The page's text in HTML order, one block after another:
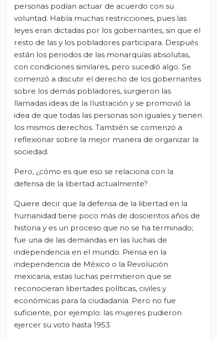
personas podían actuar de acuerdo con su
voluntad. Había muchas restricciones, pues las
leyes eran dictadas por los gobernantes, sin que el
resto de las y los pobladores participara. Después
están los periodos de las monarquías absolutas,
con condiciones similares, pero sucedió algo. Se
comenzó a discutir el derecho de los gobernantes
sobre los demás pobladores, surgieron las
llamadas ideas de la Ilustración y se promovió la
idea de que todas las personas son iguales y tienen
los mismos derechos. También se comenzó a
reflexionar sobre la mejor manera de organizar la
sociedad.
Pero, ¿cómo es que eso se relaciona con la
defensa de la libertad actualmente?
Quiere decir que la defensa de la libertad en la
humanidad tiene poco más de doscientos años de
historia y es un proceso que no se ha terminado;
fue una de las demandas en las luchas de
independencia en el mundo. Piensa en la
independencia de México o la Revolución
mexicana, estas luchas permitieron que se
reconocieran libertades políticas, civiles y
económicas para la ciudadanía. Pero no fue
suficiente, por ejemplo: las mujeres pudieron
ejercer su voto hasta 1953.